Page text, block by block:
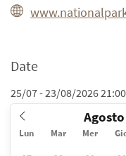
Date
25/07 - 23/08/2026
Agosto
Lun Mar Mer